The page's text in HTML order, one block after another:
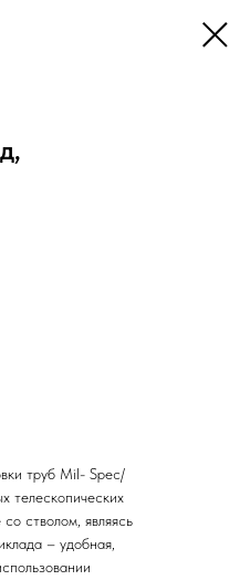
труб Mil- Spec/
телескопических
стволом, являясь
– удобная,